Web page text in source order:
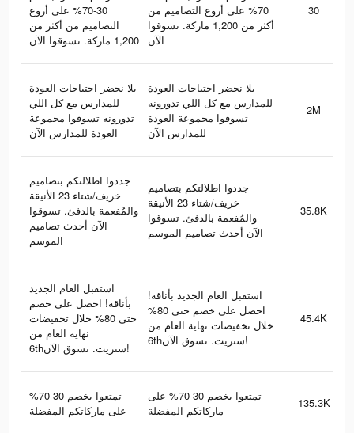
30-70% على أروع
التصاميم من أكثر من
1,200 ماركة. تسوقوا الآن
70% على أروع التصاميم من
أكثر من 1,200 ماركة. تسوقوا
الآن
30
يلا نحضر احتياجات العودة
للمدارس مع كل اللي
تدورونه تسوقوا مجموعة
العودة للمدارس الآن
يلا نحضر احتياجات العودة
للمدارس مع كل اللي تدورونه
تسوقوا مجموعة العودة
للمدارس الآن
2M
جددوا اطلالتكم بتصاميم
خريف/شتاء 23 الأنيقة
والمُفعمة بالدفئ. تسوقوا
الآن أحدث تصاميم
الموسم
جددوا اطلالتكم بتصاميم
خريف/شتاء 23 الأنيقة
والمُفعمة بالدفئ. تسوقوا
الآن أحدث تصاميم الموسم
35.8K
استقبل العام الجديد
بأناقة! احصل على خصم
حتى 80% خلال تخفيضات
نهاية العام من
6thستريت. تسوق الآن!
استقبل العام الجديد بأناقة!
احصل على خصم حتى 80%
خلال تخفيضات نهاية العام من
6thستريت. تسوق الآن!
45.4K
تمتعوا بخصم 30-70%
على ماركاتكم المفضلة
تمتعوا بخصم 30-70% على
ماركاتكم المفضلة
135.3K